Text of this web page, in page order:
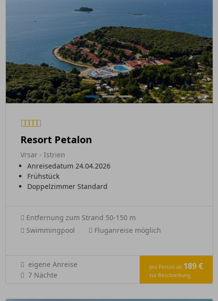
Resort Petalon
Vrsar - Istrien
Anreisedatum 24.04.2026
Frühstück
Doppelzimmer Standard
Entfernung zum Strand 50-150 m
Swimmingpool
Fluganreise möglich
eigene Anreise
7 Nächte
pro Person ab 189 €
zur Beschreibung